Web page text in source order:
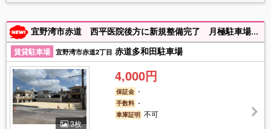
宜野湾市赤道 西平医院後方に新規整備完了 月極駐車場がでました、即、駐車可能です。 お早めにお電話ください。
賃貸駐車場 宜野湾市赤道2丁目 赤道多和田駐車場
3枚
4,000円
保証金 -
手数料 -
車庫証明 不可